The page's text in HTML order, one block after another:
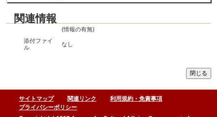
関連情報
(情報の有無)
添付ファイ
ル
なし
サイトマップ 関連リンク
利用規約・免責事項
プライバシーポリシー